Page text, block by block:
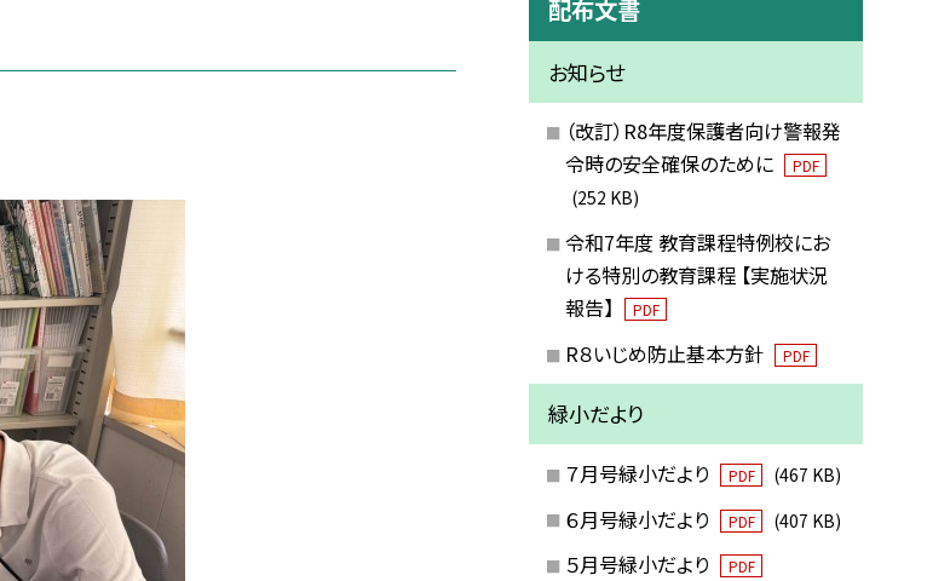
配布文書
お知らせ
（改訂）R8年度保護者向け警報発
令時の安全確保のために
PDF
(252 KB)
令和7年度 教育課程特例校にお
ける特別の教育課程 【実施状況
報告】
PDF
R８いじめ防止基本方針 PDF
緑小だより
７月号緑小だより PDF (467 KB)
６月号緑小だより PDF (407 KB)
５月号緑小だより PDF